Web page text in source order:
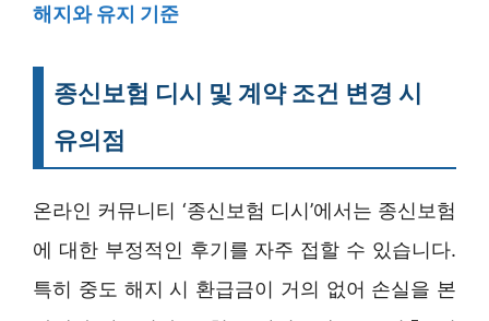
해지와 유지 기준
종신보험 디시 및 계약 조건 변경 시
유의점
온라인 커뮤니티 ‘종신보험 디시’에서는 종신보험
에 대한 부정적인 후기를 자주 접할 수 있습니다.
특히 중도 해지 시 환급금이 거의 없어 손실을 본